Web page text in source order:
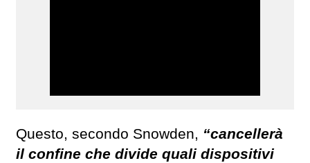
Questo, secondo Snowden, “cancellerà
il confine che divide quali dispositivi